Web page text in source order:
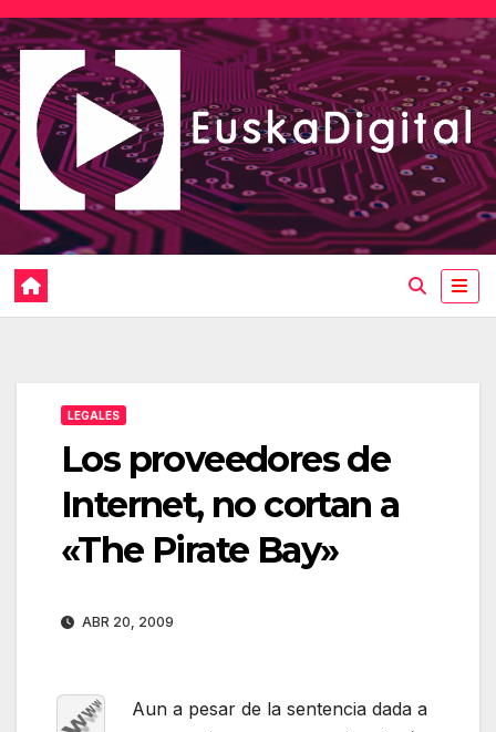
Saltar
al
contenido
LEGALES
Los proveedores de
Internet, no cortan a
«The Pirate Bay»
ABR 20, 2009
Aun a pesar de la sentencia dada a